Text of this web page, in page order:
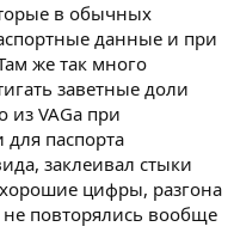
в обычных
данные и при
же так много
заветные доли
из VAGа при
паспорта
заклеивал стыки
цифры, разгона
повторялись вообще